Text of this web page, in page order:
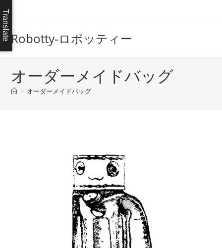
ン
テ
ン
ツ
Robotty-ロボッティー
オーダーメイドバッグ
> オーダーメイドバッグ
Translate